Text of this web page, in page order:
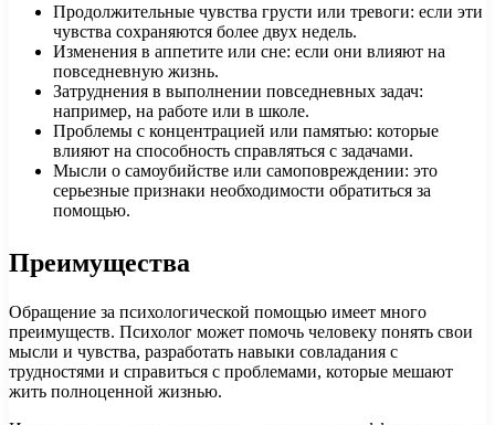
Продолжительные чувства грусти или тревоги: если эти
чувства сохраняются более двух недель.
Изменения в аппетите или сне: если они влияют на
повседневную жизнь.
Затруднения в выполнении повседневных задач:
например, на работе или в школе.
Проблемы с концентрацией или памятью: которые
влияют на способность справляться с задачами.
Мысли о самоубийстве или самоповреждении: это
серьезные признаки необходимости обратиться за
помощью.
Преимущества
Обращение за психологической помощью имеет много
преимуществ. Психолог может помочь человеку понять свои
мысли и чувства, разработать навыки совладания с
трудностями и справиться с проблемами, которые мешают
жить полноценной жизнью.